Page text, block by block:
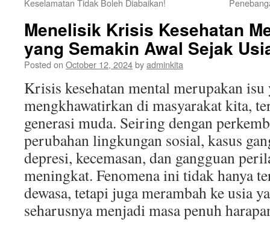
Keselamatan Tidak Boleh Diabaikan!
Menelisik Krisis Kesehatan
yang Semakin Awal Sejak
Posted on October 12, 2024byadminkita
Krisis kesehatan mental merupakan isu
mengkhawatirkan di masyarakat kita,
generasi muda. Seiring dengan
perubahan lingkungan sosial, kasus
depresi, kecemasan, dan gangguan
meningkat. Fenomena ini tidak hanya
dewasa, tetapi juga merambah ke usia
seharusnya menjadi masa penuh